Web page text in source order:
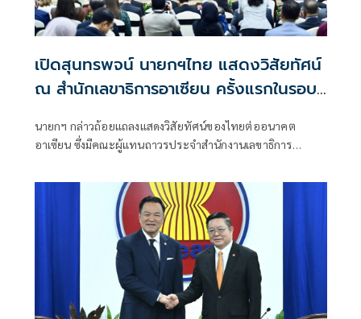
เปิดสุนทรพจน์ นายกฯไทย แสดงวิสัยทัศน์
ณ สำนักเลขาธิการอาเซียน ครั้งแรกในรอบ
นายกฯ กล่าวถ้อยแถลงแสดงวิสัยทัศน์ของไทยต่ออนาคต
อาเซียน ซึ่งมีคณะผู้แทนถาวรประจำสำนักงานเลขาธิการ